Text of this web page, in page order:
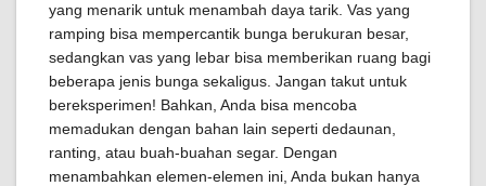
yang menarik untuk menambah daya tarik. Vas yang
ramping bisa mempercantik bunga berukuran besar,
sedangkan vas yang lebar bisa memberikan ruang bagi
beberapa jenis bunga sekaligus. Jangan takut untuk
bereksperimen! Bahkan, Anda bisa mencoba
memadukan dengan bahan lain seperti dedaunan,
ranting, atau buah-buahan segar. Dengan
menambahkan elemen-elemen ini, Anda bukan hanya